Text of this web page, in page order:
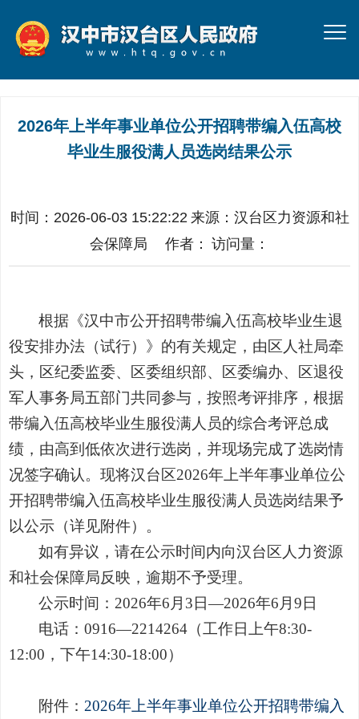
2026年上半年事业单位公开招聘带编入伍高校
毕业生服役满人员选岗结果公示
时间：2026-06-03 15:22:22 来源： 汉台区力资源和社
会保障局
作者： 访问量：
根据 《汉中市公开招聘带编入伍高校毕业生退
役安排办法（试行）》 的有关规定， 由区人社局牵
头，区纪委监委、区委组织部、区委编办、区退役
军人事务局五部门共同参与，按照考评排序，根据
带编入伍高校毕业生服役满人员的综合考评总成
绩，由高到低依次进行选岗，并现场完成了选岗情
况签字确认。现将汉台区2026年上半年事业单位公
开招聘带编入伍高校毕业生服役满人员选岗结果予
以公示（详见附件）。
如有异议，请在公示时间内向汉台区人力资源
和社会保障局反映，逾期不予受理。
公示时间： 2026年6 月 3 日—2026年6 月9 日
电话：0916—2214264 （工作日上午8:30-
12:00 ，下午14:30-18:00）
附件： 2026年上半年事业单位公开招聘带编入